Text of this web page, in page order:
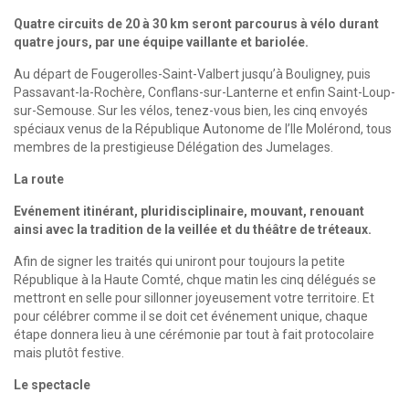
Quatre circuits de 20 à 30 km seront parcourus à vélo durant
quatre jours, par une équipe vaillante et bariolée.
Au départ de Fougerolles-Saint-Valbert jusqu’à Bouligney, puis
Passavant-la-Rochère, Conflans-sur-Lanterne et enfin Saint-Loup-
sur-Semouse. Sur les vélos, tenez-vous bien, les cinq envoyés
spéciaux venus de la République Autonome de l’Ile Molérond, tous
membres de la prestigieuse Délégation des Jumelages.
La route
Evénement itinérant, pluridisciplinaire, mouvant, renouant
ainsi avec la tradition de la veillée et du théâtre de tréteaux.
Afin de signer les traités qui uniront pour toujours la petite
République à la Haute Comté, chque matin les cinq délégués se
mettront en selle pour sillonner joyeusement votre territoire. Et
pour célébrer comme il se doit cet événement unique, chaque
étape donnera lieu à une cérémonie par tout à fait protocolaire
mais plutôt festive.
Le spectacle